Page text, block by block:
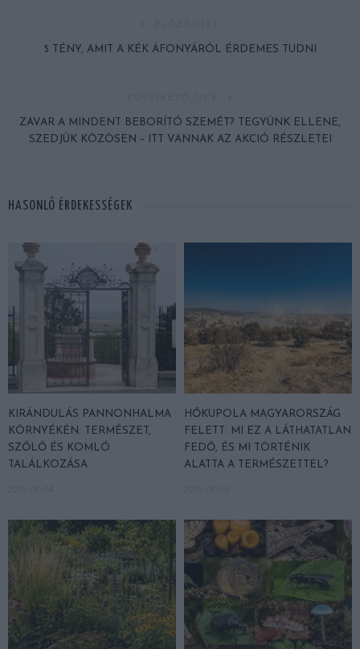
5 TÉNY, AMIT A KÉK ÁFONYÁRÓL ÉRDEMES TUDNI
ZAVAR A MINDENT BEBORÍTÓ SZEMÉT? TEGYÜNK ELLENE,
SZEDJÜK KÖZÖSEN – ITT VANNAK AZ AKCIÓ RÉSZLETEI
HASONLÓ ÉRDEKESSÉGEK
KIRÁNDULÁS PANNONHALMA
KÖRNYÉKÉN: TERMÉSZET,
SZŐLŐ ÉS KOMLÓ
TALÁLKOZÁSA
HŐKUPOLA MAGYARORSZÁG
FELETT: MI EZ A LÁTHATATLAN
FEDŐ, ÉS MI TÖRTÉNIK
ALATTA A TERMÉSZETTEL?